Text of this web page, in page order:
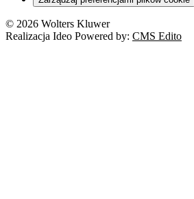
Prawo autorskie
© 2026 Wolters Kluwer
Realizacja Ideo Powered by: CMS Edito